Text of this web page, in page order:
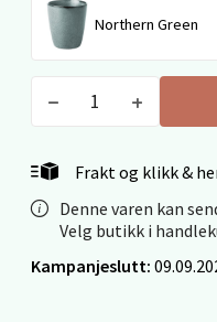
Northern Green
Frakt og klikk &
Denne varen kan
Velg butikk i
Kampanjeslutt:
Narvik -
Bolagsgata 1, 8514